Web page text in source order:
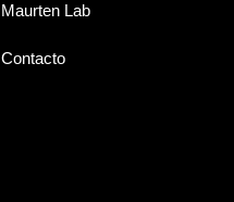
Maurten Lab
Contacto